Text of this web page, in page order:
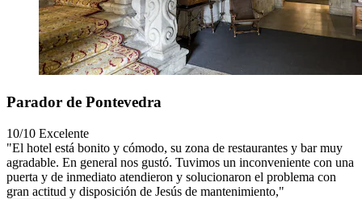
Parador de Pontevedra
10/10 Excelente
"El hotel está bonito y cómodo, su zona de restaurantes y bar muy
agradable. En general nos gustó. Tuvimos un inconveniente con una
puerta y de inmediato atendieron y solucionaron el problema con
gran actitud y disposición de Jesús de mantenimiento,"